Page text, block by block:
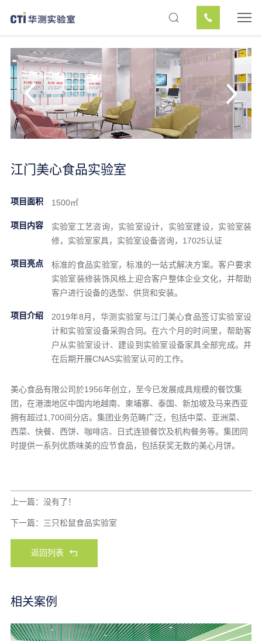
江门美心食品实验室
项目面积 1500㎡
项目内容
实验室工艺咨询，实验室设计，实验室建设，实验室装
修，实验室家具，实验室设备咨询，17025认证
项目亮点
标准的食品实验室，标准的一站式解决方案。客户要求
实验室装修装饰风格上迎合客户整体企业文化，并帮助
客户进行设备的选型、供货和安装。
项目介绍
2019年8月，华测实验室与江门美心食品签订实验室设
计和实验室设备采购合同。在六个月的时间里，帮助客
户从实验室设计、建设到实验室设备家具全部完成。并
在后期开展CNAS实验室认可的工作。
美心食品有限公司於1956年创立，至今已发展成具规模的餐饮集
团，在港澳地区中国内地越南、柬埔寨、泰国、新加坡及马来西亚
拥有超过1,700间分店。集团业务范畴广泛，包括中菜、亚洲菜、
西菜、快餐、西饼、咖啡店、日式连锁餐饮及机构餐务等。集团同
时提供一系列优质味美的应节食品，包括获奖无数的美心月饼。
上一篇：没有了！
下一篇：三只松鼠食品实验室
返回列表
相关案例